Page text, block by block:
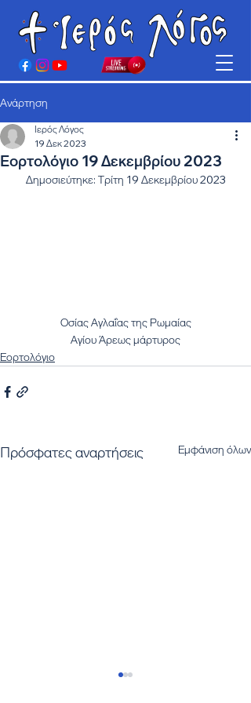
Ανάρτηση
Εορτολόγιο 19 Δεκεμβρίου 2023
Ιερός Λόγος
19 Δεκ 2023
Δημοσιεύτηκε: Τρίτη 19 Δεκεμβρίου 2023
Οσίας Αγλαΐας της Ρωμαίας
Αγίου Άρεως μάρτυρος
Εορτολόγιο
Πρόσφατες αναρτήσεις Εμφάνιση όλων